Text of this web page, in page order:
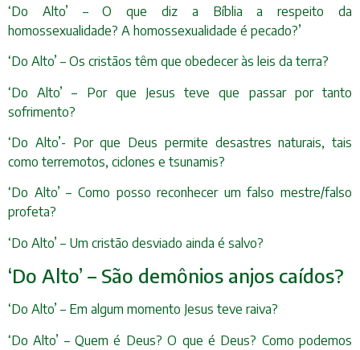
‘Do Alto’ – O que diz a Bíblia a respeito da
homossexualidade? A homossexualidade é pecado?’
‘Do Alto’ – Os cristãos têm que obedecer às leis da terra?
‘Do Alto’ – Por que Jesus teve que passar por tanto
sofrimento?
‘Do Alto’- Por que Deus permite desastres naturais, tais
como terremotos, ciclones e tsunamis?
‘Do Alto’ – Como posso reconhecer um falso mestre/falso
profeta?
‘Do Alto’ – Um cristão desviado ainda é salvo?
‘Do Alto’ – São demônios anjos caídos?
‘Do Alto’ – Em algum momento Jesus teve raiva?
‘Do Alto’ – Quem é Deus? O que é Deus? Como podemos